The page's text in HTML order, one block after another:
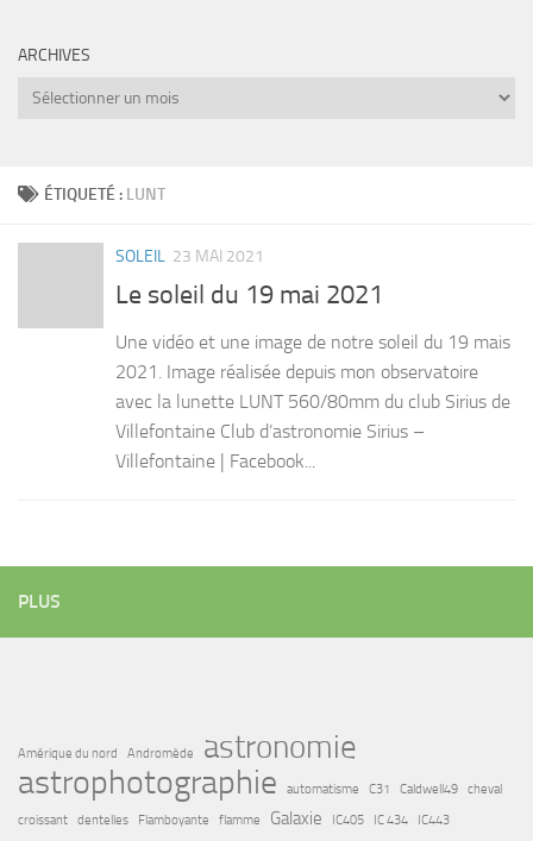
ÉTIQUETÉ : LUNT
SOLEIL 23 MAI 2021
Le soleil du 19 mai 2021
Une vidéo et une image de notre soleil du 19 mais
2021. Image réalisée depuis mon observatoire
avec la lunette LUNT 560/80mm du club Sirius de
Villefontaine Club d’astronomie Sirius –
Villefontaine | Facebook...
ARCHIVES
Archives
PLUS
Amérique du nord Andromède astronomie
astrophotographie automatisme C31 Caldwell49
cheval
croissant
dentelles Flamboyante flamme Galaxie IC405 IC 434 IC443